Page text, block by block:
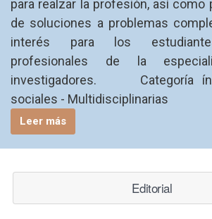
para realzar la profesión, así como
de soluciones a problemas
interés para los
profesionales de la
investigadores. Categoría
sociales - Multidisciplinarias
Leer más
Editorial